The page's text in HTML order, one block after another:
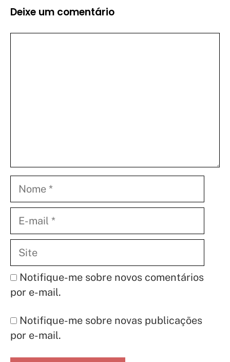
Deixe um comentário
mail
Notifique-me sobre novos comentários
por e-mail.
Notifique-me sobre novas publicações
por e-mail.